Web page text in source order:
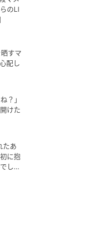
のLI
すマ
配し
？」
けた
あ
に抱
し